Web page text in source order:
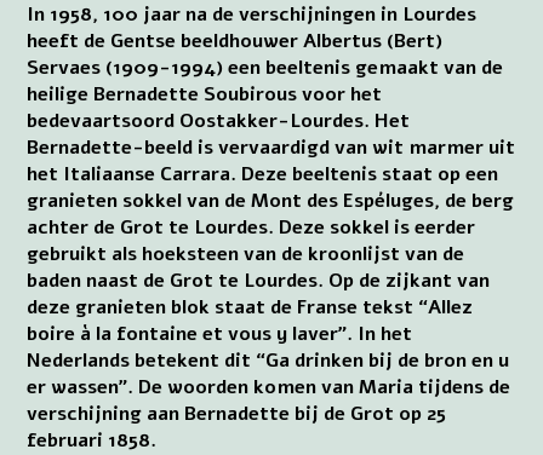
In 1958, 100 jaar na de verschijningen in Lourdes
heeft de Gentse beeldhouwer Albertus (Bert)
Servaes (1909-1994) een beeltenis gemaakt van de
heilige Bernadette Soubirous voor het
bedevaartsoord Oostakker-Lourdes. Het
Bernadette-beeld is vervaardigd van wit marmer uit
het Italiaanse Carrara. Deze beeltenis staat op een
granieten sokkel van de Mont des Espéluges, de berg
achter de Grot te Lourdes. Deze sokkel is eerder
gebruikt als hoeksteen van de kroonlijst van de
baden naast de Grot te Lourdes. Op de zijkant van
deze granieten blok staat de Franse tekst “Allez
boire à la fontaine et vous y laver”. In het
Nederlands betekent dit “Ga drinken bij de bron en u
er wassen”. De woorden komen van Maria tijdens de
verschijning aan Bernadette bij de Grot op 25
februari 1858.